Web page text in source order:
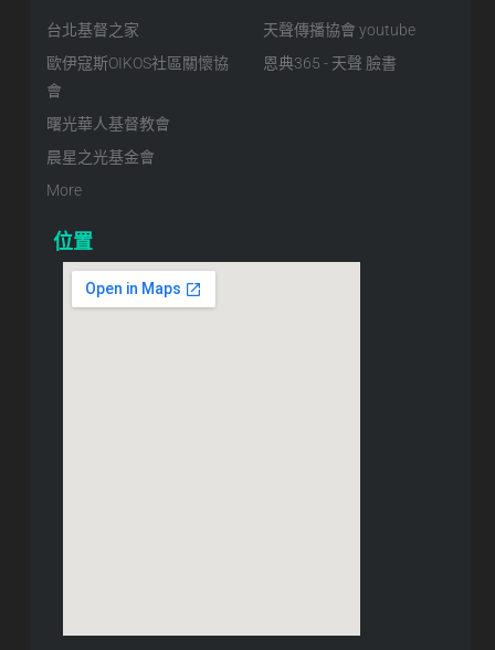
台北基督之家
歐伊寇斯OIKOS社區關懷協
會
曙光華人基督教會
晨星之光基金會
More
天聲傳播協會 youtube
恩典365 - 天聲 臉書
位置